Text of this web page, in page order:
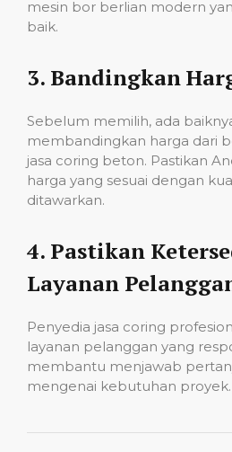
mesin bor berlian modern
baik.
3. Bandingkan
Sebelum memilih, ada
membandingkan harga dari
jasa coring beton. Pastikan
harga yang sesuai dengan
ditawarkan.
4. Pastikan
Layanan
Penyedia jasa coring
layanan pelanggan yang
membantu menjawab
mengenai kebutuhan proyek.